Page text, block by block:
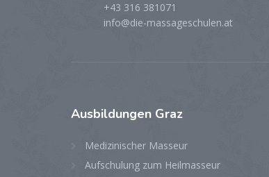
+43 316 381071
info@die-massageschulen.at
Ausbildungen Graz
Medizinischer Masseur
Aufschulung zum Heilmasseur